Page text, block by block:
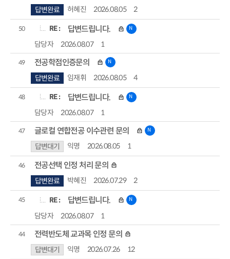
조회수 답변완료 허혜진 2026.08.05 2
50 RE : 답변드립니다. N
담당자 2026.08.07 1
49 전공학점인증문의 N
답변완료 임재휘 2026.08.05 4
48 RE : 답변드립니다. N
담당자 2026.08.07 1
47 글로컬 연합전공 이수관련 문의 N
답변대기 익명 2026.08.05 1
46 전공선택 인정 처리 문의
답변완료 박혜진 2026.07.29 2
45 RE : 답변드립니다. N
담당자 2026.08.07 1
44 전력반도체 교과목 인정 문의
답변대기 익명 2026.07.26 12